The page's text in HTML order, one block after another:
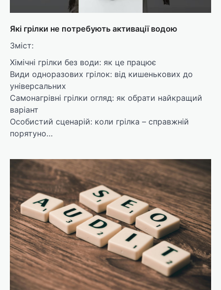
Які грілки не потребують активації водою
Зміст:
Хімічні грілки без води: як це працює
Види одноразових грілок: від кишенькових до
універсальних
Самонагрівні грілки огляд: як обрати найкращий
варіант
Особистий сценарій: коли грілка – справжній
порятуно…